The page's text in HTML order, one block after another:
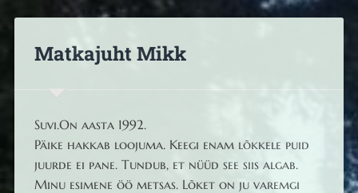
Matkajuht Mikk
Suvi.On aasta 1992.
Päike hakkab loojuma. Keegi enam lõkkele puid
juurde ei pane. Tundub, et nüüd see siis algab.
Minu esimene öö metsas. Lõket on ju varemgi